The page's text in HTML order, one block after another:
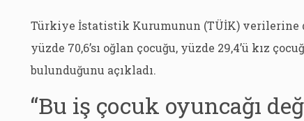
Türkiye İstatistik Kurumunun (TÜİK) verilerine
yüzde 70,6’sı oğlan çocuğu, yüzde 29,4’ü kız
bulunduğunu açıkladı.
“Bu iş çocuk oyuncağı